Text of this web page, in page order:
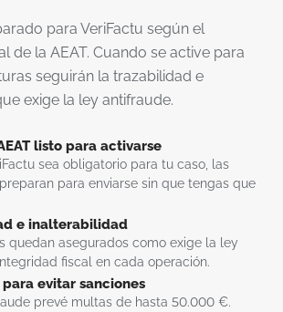
para VeriFactu según el
de la AEAT. Cuando se active para
seguirán la trazabilidad e
exige la ley antifraude.
listo para activarse
sea obligatorio para tu caso, las
para enviarse sin que tengas que
e inalterabilidad
quedan asegurados como exige la ley
fiscal en cada operación.
evitar sanciones
prevé multas de hasta 50.000 €.